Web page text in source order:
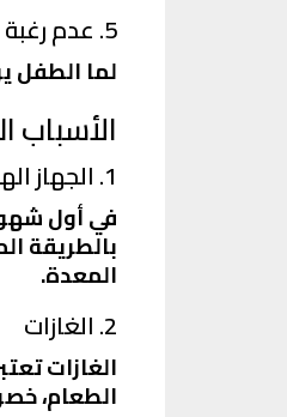
5. عدم رغبة الطفل في الرضاعة
لما الطفل
الأسباب
1. الجهاز الهضمي غير الناضج
في أول
بالطريقة
المعدة.
2. الغازات
الغازات
الطعام،